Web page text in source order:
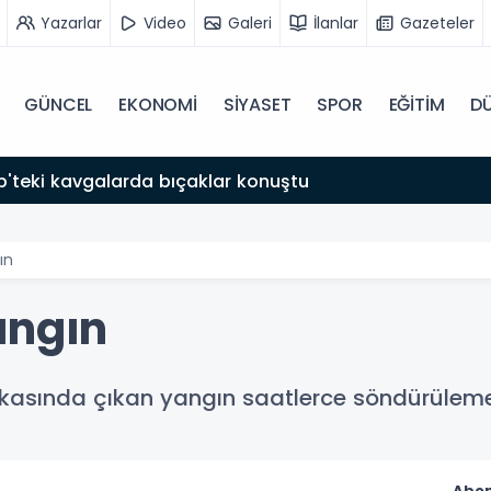
Yazarlar Video Galeri İlanlar Gazeteler
GÜNCEL EKONOMİ SİYASET SPOR EĞİTİM
kavgalarda bıçaklar konuştu
çıkan yangın saatlerce